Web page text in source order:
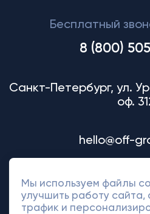
Бесплатный
8 (800)
Санкт-Петербург, ул.
оф.
hello@off-
Мы используем файлы
улучшить работу сайта,
трафик и